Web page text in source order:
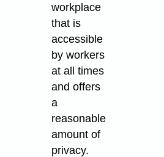
workplace
that is
accessible
by workers
at all times
and offers
a
reasonable
amount of
privacy.